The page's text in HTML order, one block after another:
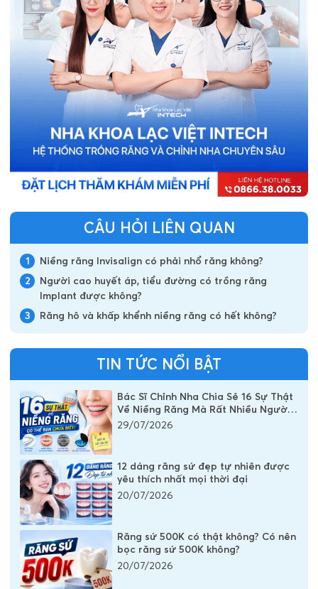
CÂU HỎI LIÊN QUAN
1
Niềng răng Invisalign có phải nhổ răng không?
2
Người cao huyết áp, tiểu đường có trồng răng
Implant được không?
3
Răng hô và khấp khểnh niềng răng có hết không?
TIN TỨC NỔI BẬT
Bác Sĩ Chỉnh Nha Chia Sẻ 16 Sự Thật
Về Niềng Răng Mà Rất Nhiều Người
Vẫn Đang Hiểu Sai
29/07/2026
12 dáng răng sứ đẹp tự nhiên được
yêu thích nhất mọi thời đại
20/07/2026
Răng sứ 500K có thật không? Có nên
bọc răng sứ 500K không?
20/07/2026